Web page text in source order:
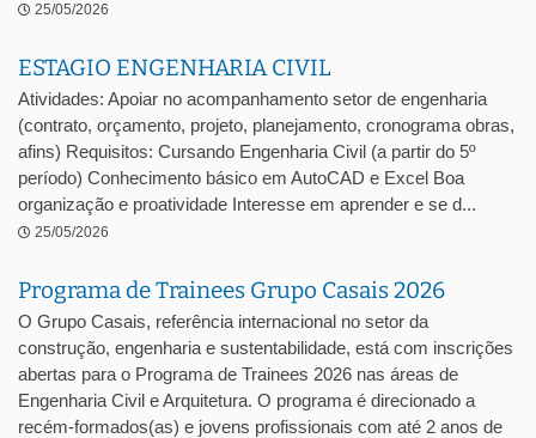
25/05/2026
ESTAGIO ENGENHARIA CIVIL
Atividades: Apoiar no acompanhamento setor de engenharia
(contrato, orçamento, projeto, planejamento, cronograma obras,
afins) Requisitos: Cursando Engenharia Civil (a partir do 5º
período) Conhecimento básico em AutoCAD e Excel Boa
organização e proatividade Interesse em aprender e se d...
25/05/2026
Programa de Trainees Grupo Casais 2026
O Grupo Casais, referência internacional no setor da
construção, engenharia e sustentabilidade, está com inscrições
abertas para o Programa de Trainees 2026 nas áreas de
Engenharia Civil e Arquitetura. O programa é direcionado a
recém-formados(as) e jovens profissionais com até 2 anos de